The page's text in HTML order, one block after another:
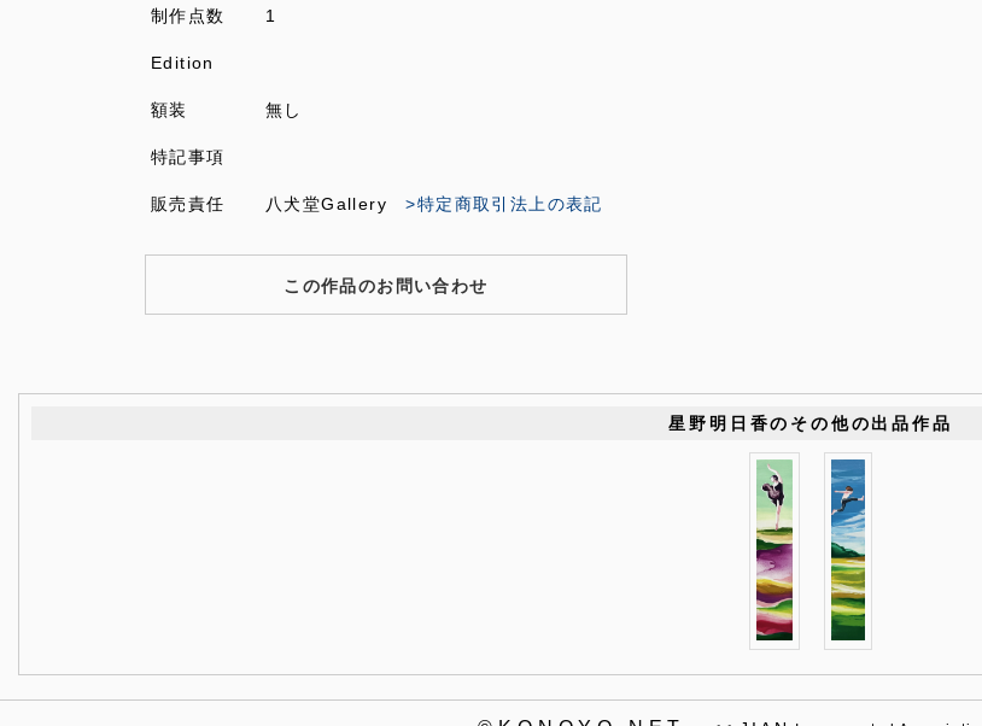
制作点数 1
Edition
額装 無し
特記事項
販売責任 八犬堂Gallery>特定商取引法上の表記
この作品のお問い合わせ
星野明日香のその他の出品作品